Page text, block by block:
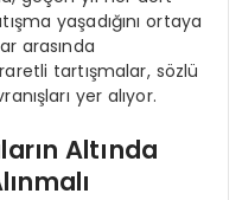
yaşadığını ortaya
arasında
tartışmalar, sözlü
yer alıyor.
Altında